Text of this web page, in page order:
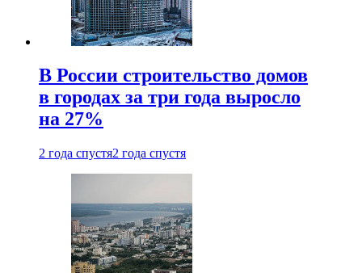
В России строительство домов
в городах за три года выросло
на 27%
2 года спустя2 года спустя